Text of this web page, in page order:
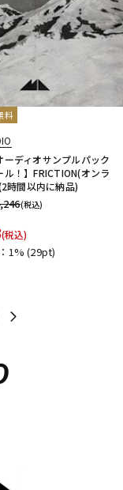
料
ーディオサンプルパック
ル！】FRICTION(オンラ
時間以内に納品)
(税込)
(税込)
1%(29pt)